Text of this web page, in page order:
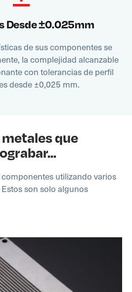
Desde ±0.025mm
de sus componentes se
la complejidad alcanzable
con tolerancias de perfil
desde ±0,025 mm.
que
utilizando varios
son solo algunos